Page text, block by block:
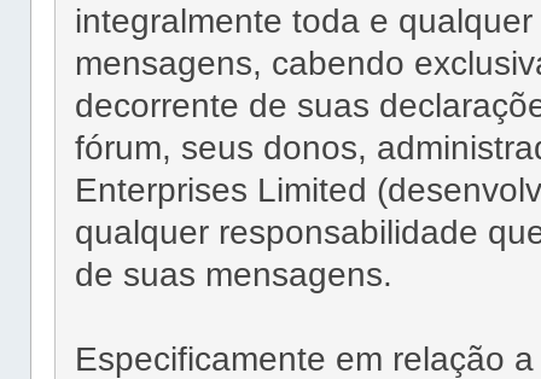
integralmente toda e
mensagens, cabendo
decorrente de suas
fórum, seus donos,
Enterprises Limited
qualquer responsabilidade
de suas mensagens.
Especificamente em relação